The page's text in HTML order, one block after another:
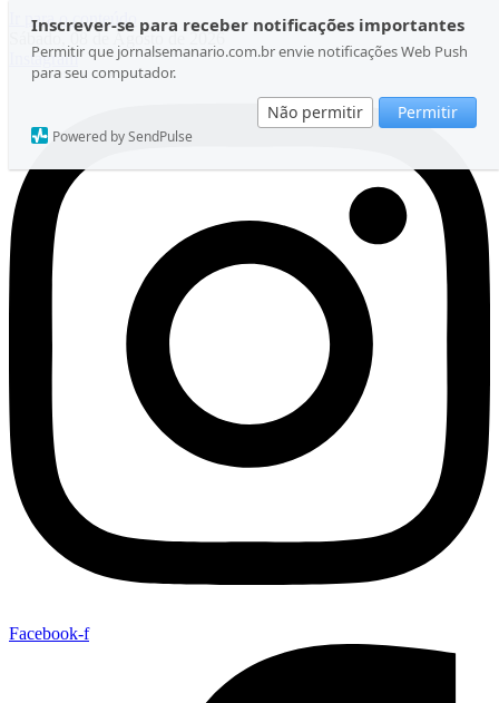
Inscrever-se para receber notificações importantes
Permitir que jornalsemanario.com.br envie notificações Web Push
para seu computador.
Não permitir Permitir
Powered by SendPulse
Ir para o conteúdo
Sábado, 08 de Agosto de 2026
Instagram
Facebook-f